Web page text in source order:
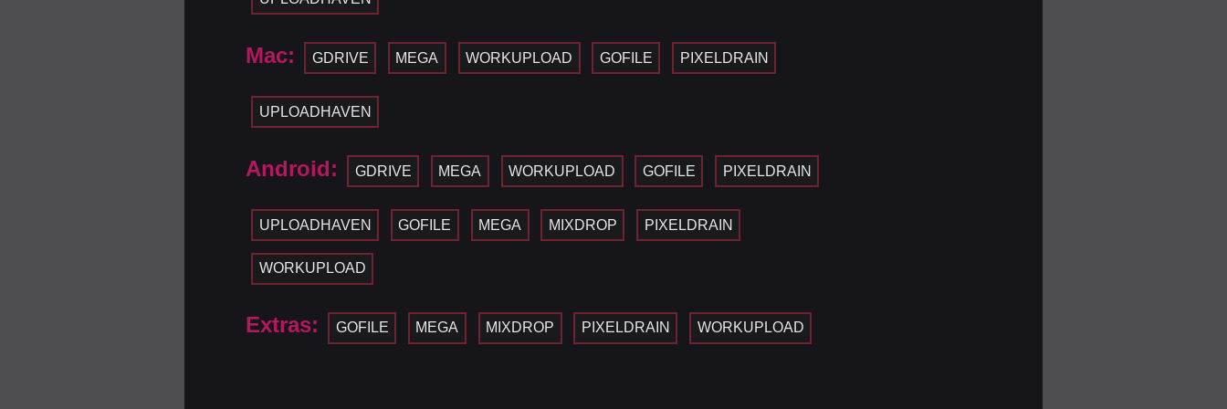
Mac: GDRIVE MEGA WORKUPLOAD GOFILE PIXELDRAIN
UPLOADHAVEN
Android: GDRIVE MEGA WORKUPLOAD GOFILE PIXELDRAIN
UPLOADHAVEN GOFILE MEGA MIXDROP PIXELDRAIN
WORKUPLOAD
Extras: GOFILE MEGA MIXDROP PIXELDRAIN WORKUPLOAD